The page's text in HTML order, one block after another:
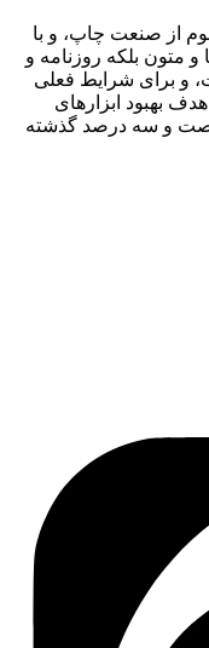
از صنعت چاپ، و با
متون بلکه روزنامه و
و برای شرایط فعلی
بهبود ابزارهای
و سه درصد گذشته